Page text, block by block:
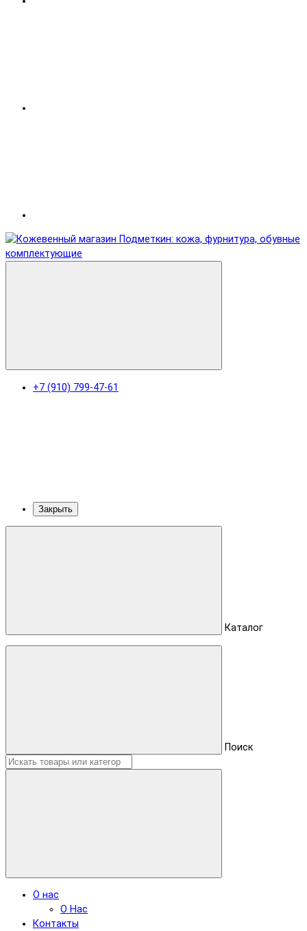
+7 (910) 799-47-61
Закрыть
Каталог
Поиск
О нас
О Нас
Контакты